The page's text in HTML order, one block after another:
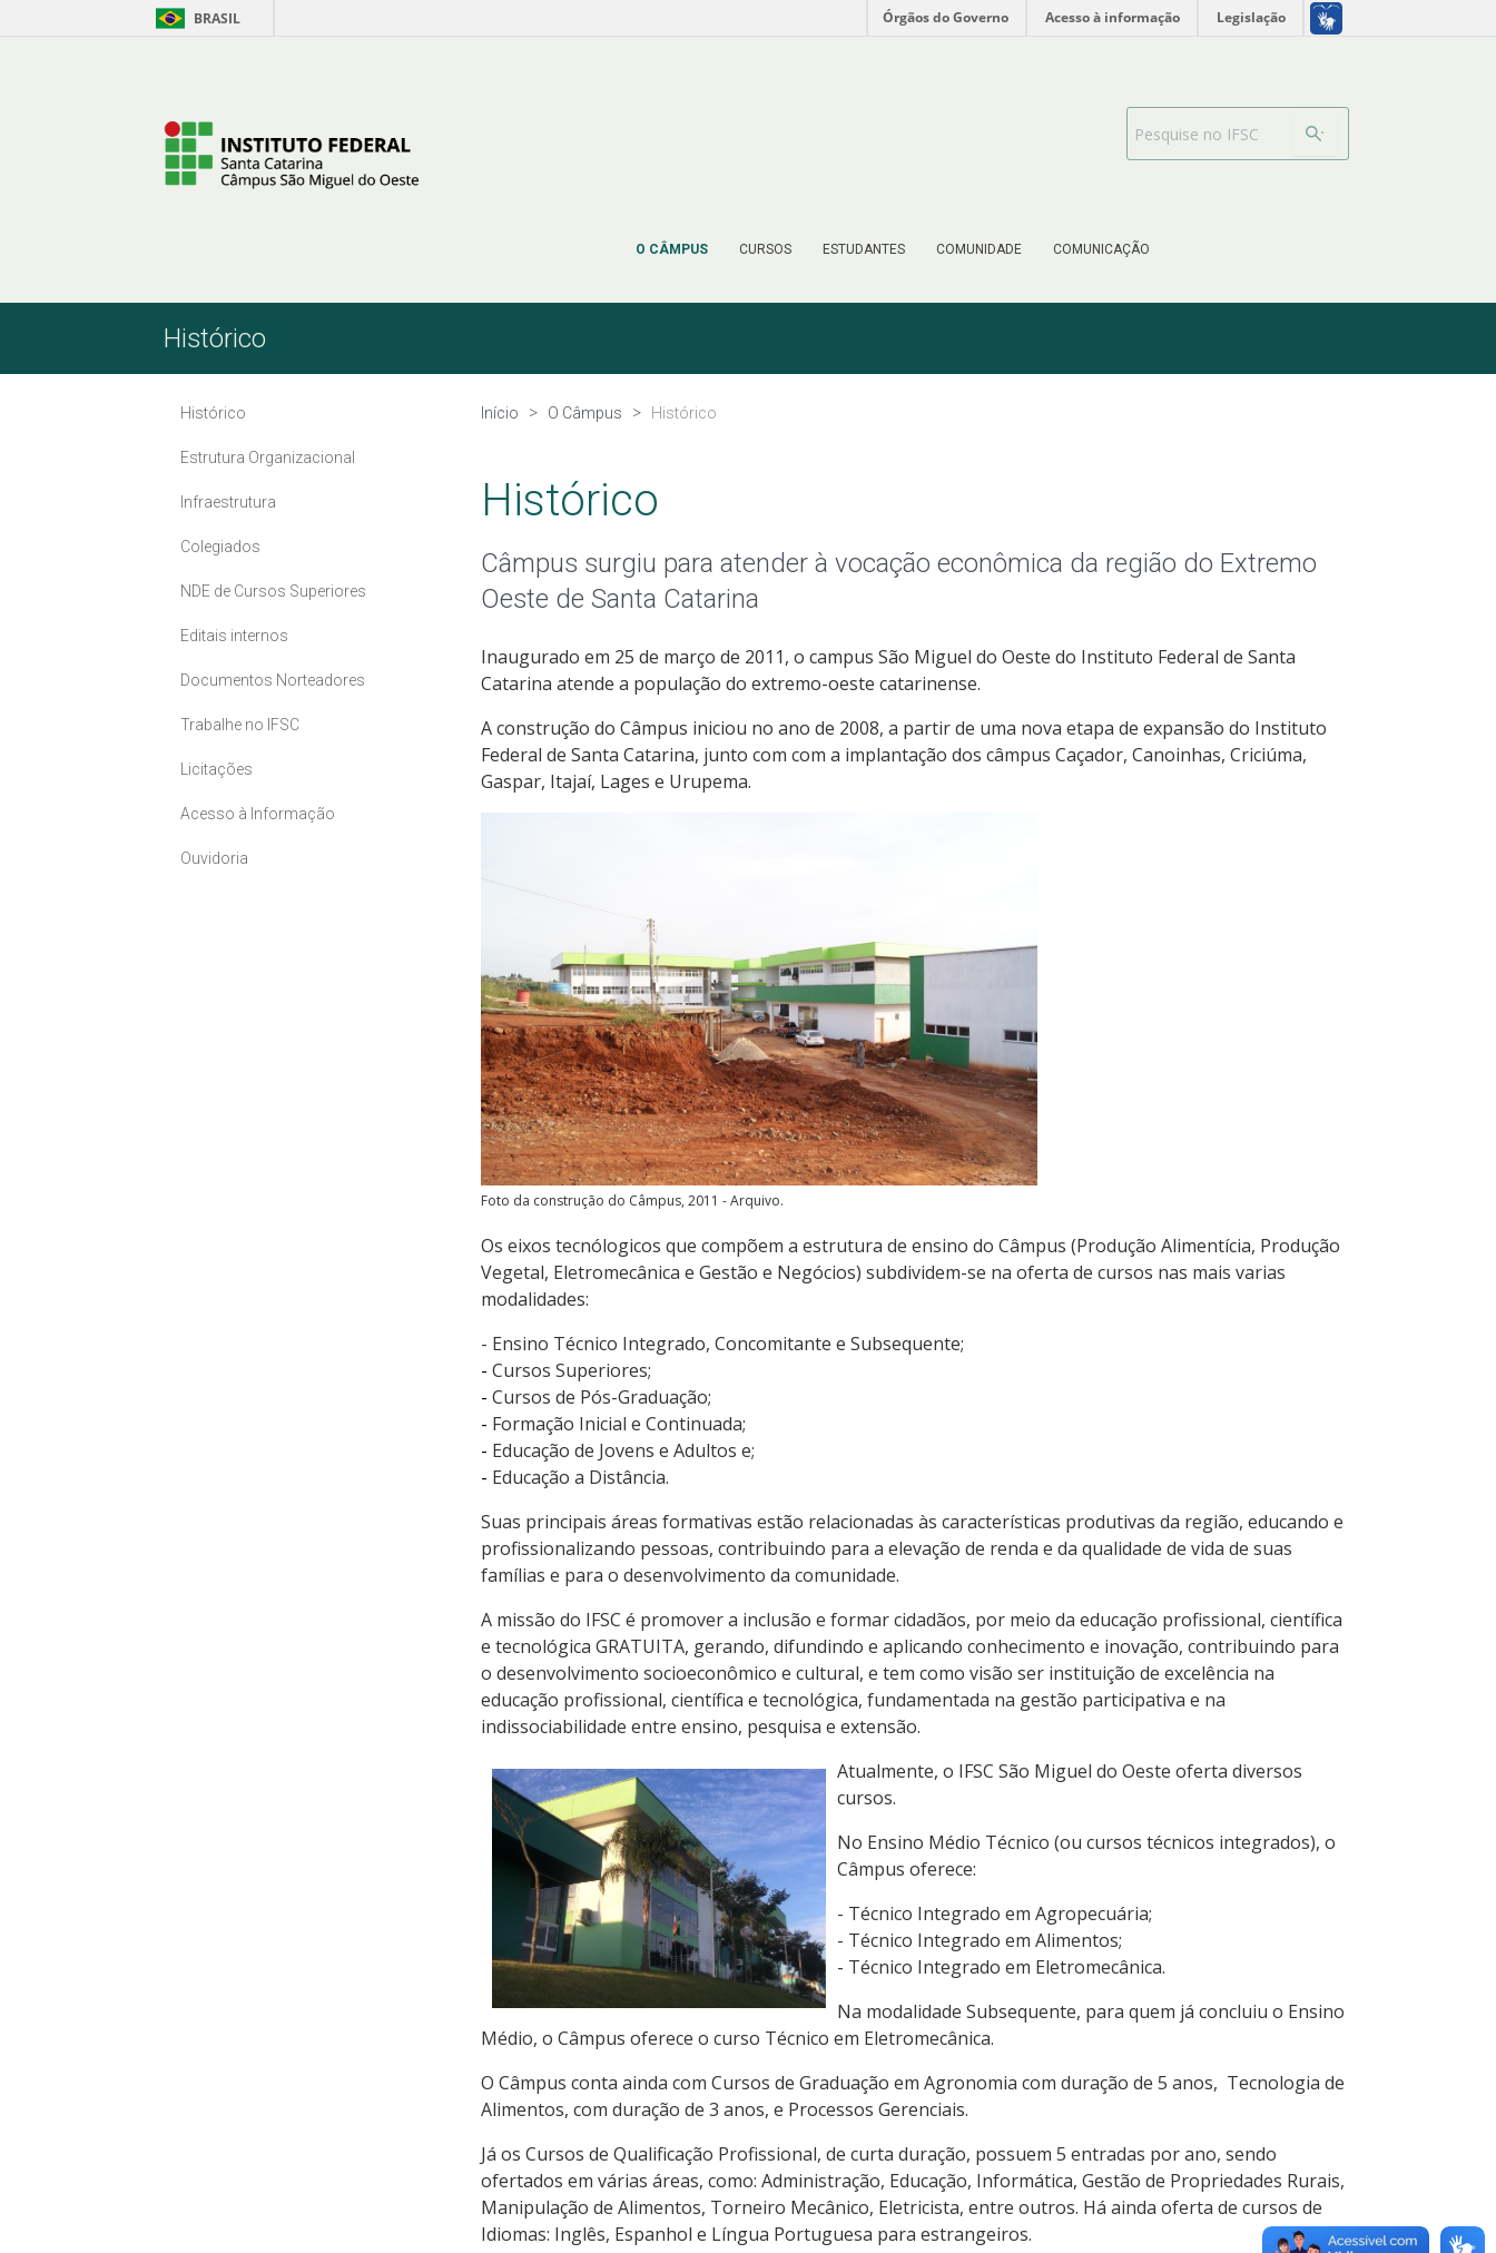
Pular para o Conteúdo BRASIL Órgãos do Governo Acesso à informação Legislação
O CÂMPUS CURSOS ESTUDANTES COMUNIDADE COMUNICAÇÃO
Barra de busca
Histórico
Histórico
Estrutura Organizacional
Infraestrutura
Colegiados
NDE de Cursos Superiores
Editais internos
Documentos Norteadores
Trabalhe no IFSC
Licitações
Acesso à Informação
Ouvidoria
Início O Câmpus Histórico
Histórico
Câmpus surgiu para atender à vocação econômica da região do Extremo
Oeste de Santa Catarina
Inaugurado em 25 de março de 2011, o campus São Miguel do Oeste do Instituto Federal de Santa
Catarina atende a população do extremo-oeste catarinense.
A construção do Câmpus iniciou no ano de 2008, a partir de uma nova etapa de expansão do Instituto
Federal de Santa Catarina, junto com com a implantação dos câmpus Caçador, Canoinhas, Criciúma,
Gaspar, Itajaí, Lages e Urupema.
Foto da construção do Câmpus, 2011 - Arquivo.
Os eixos tecnólogicos que compõem a estrutura de ensino do Câmpus (Produção Alimentícia, Produção
Vegetal, Eletromecânica e Gestão e Negócios) subdividem-se na oferta de cursos nas mais varias
modalidades:
- Ensino Técnico Integrado, Concomitante e Subsequente;
- Cursos Superiores;
- Cursos de Pós-Graduação;
- Formação Inicial e Continuada;
- Educação de Jovens e Adultos e;
- Educação a Distância.
Suas principais áreas formativas estão relacionadas às características produtivas da região, educando e
profissionalizando pessoas, contribuindo para a elevação de renda e da qualidade de vida de suas
famílias e para o desenvolvimento da comunidade.
A missão do IFSC é promover a inclusão e formar cidadãos, por meio da educação profissional, científica
e tecnológica GRATUITA, gerando, difundindo e aplicando conhecimento e inovação, contribuindo para
o desenvolvimento socioeconômico e cultural, e tem como visão ser instituição de excelência na
educação profissional, científica e tecnológica, fundamentada na gestão participativa e na
indissociabilidade entre ensino, pesquisa e extensão.
Atualmente, o IFSC São Miguel do Oeste oferta diversos
cursos.
No Ensino Médio Técnico (ou cursos técnicos integrados), o
Câmpus oferece:
- Técnico Integrado em Agropecuária;
- Técnico Integrado em Alimentos;
- Técnico Integrado em Eletromecânica.
Na modalidade Subsequente, para quem já concluiu o Ensino
Médio, o Câmpus oferece o curso Técnico em Eletromecânica.
O Câmpus conta ainda com Cursos de Graduação em Agronomia com duração de 5 anos, Tecnologia de
Alimentos, com duração de 3 anos, e Processos Gerenciais.
Já os Cursos de Qualificação Profissional, de curta duração, possuem 5 entradas por ano, sendo
ofertados em várias áreas, como: Administração, Educação, Informática, Gestão de Propriedades Rurais,
Manipulação de Alimentos, Torneiro Mecânico, Eletricista, entre outros. Há ainda oferta de cursos de
Idiomas: Inglês, Espanhol e Língua Portuguesa para estrangeiros.